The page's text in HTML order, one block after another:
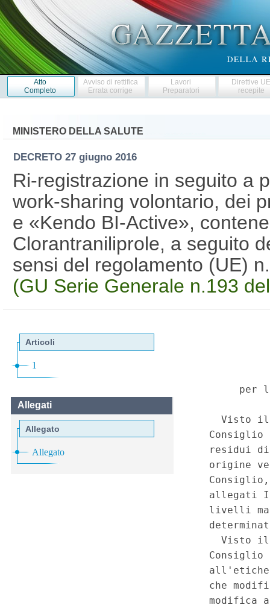
Atto
Completo
Avviso di rettifica
Errata corrige
Lavori
Preparatori
Direttive
recepite
MINISTERO DELLA SALUTE
DECRETO 27 giugno 2016
Ri-registrazione in seguito a
work-sharing volontario, dei
e «Kendo BI-Active»,
Clorantraniliprole, a seguito
sensi del regolamento (UE)
(GU Serie Generale n.193